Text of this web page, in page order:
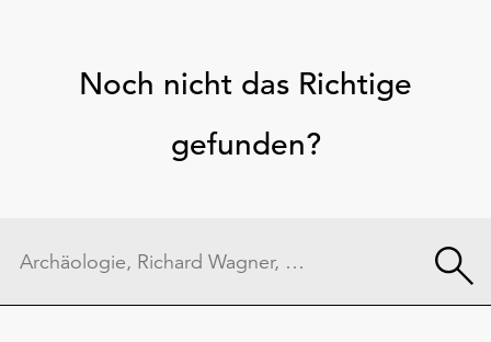
Noch nicht das Richtige
gefunden?